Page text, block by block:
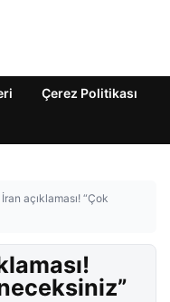
Çerez Politikası
açıklaması! “Çok